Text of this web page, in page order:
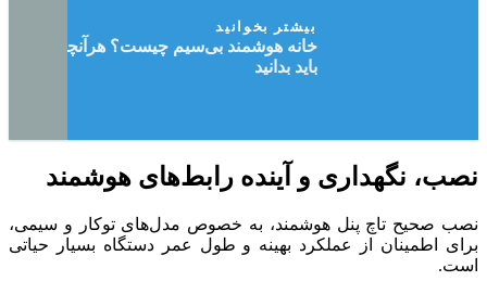
بیشتر بخوانید
خانه هوشمند بی‌سیم چیست؟ هرآنچه که
باید بدانید
نصب، نگهداری و آینده رابط‌های هوشمند
نصب صحیح تاچ پنل هوشمند، به خصوص مدل‌های توکار و سیمی،
برای اطمینان از عملکرد بهینه و طول عمر دستگاه بسیار حیاتی
است.